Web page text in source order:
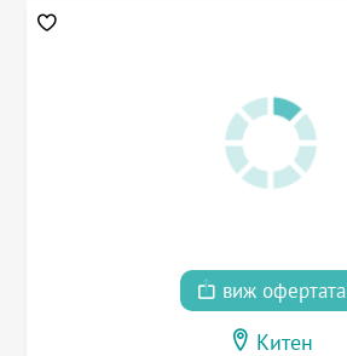
виж офертата
Китен